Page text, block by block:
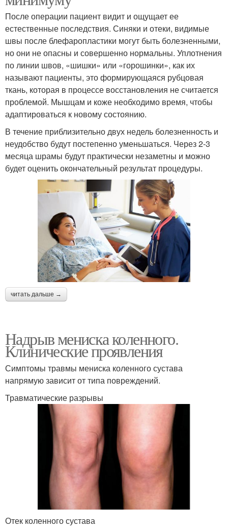
После операции пациент видит и ощущает ее
естественные последствия. Синяки и отеки, видимые
швы после блефаропластики могут быть болезненными,
но они не опасны и совершенно нормальны. Уплотнения
по линии швов, «шишки» или «горошинки», как их
называют пациенты, это формирующаяся рубцовая
ткань, которая в процессе восстановления не считается
проблемой. Мышцам и коже необходимо время, чтобы
адаптироваться к новому состоянию.
В течение приблизительно двух недель болезненность и
неудобство будут постепенно уменьшаться. Через 2-3
месяца шрамы будут практически незаметны и можно
будет оценить окончательный результат процедуры.
читать дальше →
Надрыв мениска коленного.
Клинические проявления
Симптомы травмы мениска коленного сустава
напрямую зависит от типа повреждений.
Травматические разрывы
Отек коленного сустава